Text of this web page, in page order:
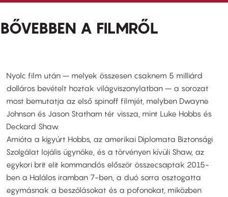
BŐVEBBEN A FILMRŐL
Nyolc film után – melyek összesen csaknem 5 milliárd
dolláros bevételt hoztak világviszonylatban – a sorozat
most bemutatja az első spinoff filmjét, melyben Dwayne
Johnson és Jason Statham tér vissza, mint Luke Hobbs és
Deckard Shaw.
Amióta a kigyúrt Hobbs, az amerikai Diplomata Biztonsági
Szolgálat lojális ügynöke, és a törvényen kívüli Shaw, az
egykori brit elit kommandós először összecsaptak 2015-
ben a Halálos iramban 7-ben, a duó sorra osztogatta
egymásnak a beszólásokat és a pofonokat, miközben